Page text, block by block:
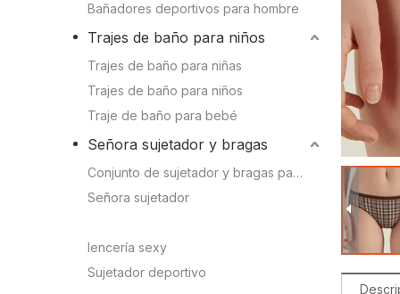
Trajes de baño para niños
Trajes de baño para niñas
Trajes de baño para niños
Señora sujetador y bragas
Conjunto de sujetador y bragas para mujer
Bañadores deportivos para hombre
Trajes de baño para niños
Trajes de baño para niñas
Trajes de baño para niños
Traje de baño para bebé
Señora sujetador y bragas
Conjunto de sujetador y bragas para mujer
Señora sujetador
lencería sexy
Sujetador deportivo